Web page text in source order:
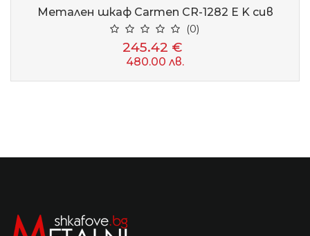
Метален шкаф Carmen CR-1282 Е K сив
(0)
245.42 €
480.00 лв.